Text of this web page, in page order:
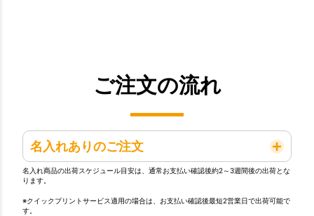
ご注文の流れ
名入れありのご注文
名入れ商品の出荷スケジュール目安は、通常お支払い確認後約2～3週間後の出荷とな
ります。
※クイックプリントサービス適用の場合は、お支払い確認後最短2営業日で出荷可能で
す。